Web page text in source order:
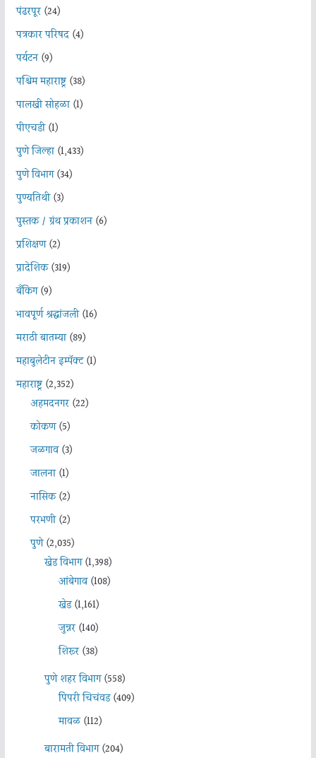
पंढरपूर(24)
पत्रकार परिषद(4)
पर्यटन(9)
पश्चिम महाराष्ट्र(38)
पालखी सोहळा(1)
पीएचडी(1)
पुणे जिल्हा(1,433)
पुणे विभाग(34)
पुण्यतिथी(3)
पुस्तक / ग्रंथ प्रकाशन(6)
प्रशिक्षण(2)
प्रादेशिक(319)
बँकिंग(9)
भावपूर्ण श्रद्धांजली(16)
मराठी बातम्या(89)
महाबुलेटीन इम्पॅक्ट(1)
महाराष्ट्र(2,352)
अहमदनगर(22)
कोकण(5)
जळगाव(3)
जालना(1)
नासिक(2)
परभणी(2)
पुणे(2,035)
खेड विभाग(1,398)
आंबेगाव(108)
खेड(1,161)
जुन्नर(140)
शिरूर(38)
पुणे शहर विभाग(558)
पिंपरी चिचंवड(409)
मावळ(112)
बारामती विभाग(204)